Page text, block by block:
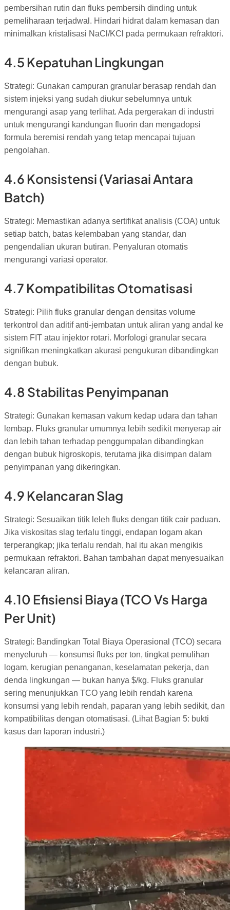
pembersihan rutin dan fluks pembersih dinding untuk
pemeliharaan terjadwal. Hindari hidrat dalam kemasan dan
minimalkan kristalisasi NaCl/KCl pada permukaan refraktori.
4.5 Kepatuhan Lingkungan
Strategi: Gunakan campuran granular berasap rendah dan
sistem injeksi yang sudah diukur sebelumnya untuk
mengurangi asap yang terlihat. Ada pergerakan di industri
untuk mengurangi kandungan fluorin dan mengadopsi
formula beremisi rendah yang tetap mencapai tujuan
pengolahan.
4.6 Konsistensi (Variasai Antara
Batch)
Strategi: Memastikan adanya sertifikat analisis (COA) untuk
setiap batch, batas kelembaban yang standar, dan
pengendalian ukuran butiran. Penyaluran otomatis
mengurangi variasi operator.
4.7 Kompatibilitas Otomatisasi
Strategi: Pilih fluks granular dengan densitas volume
terkontrol dan aditif anti-jembatan untuk aliran yang andal ke
sistem FIT atau injektor rotari. Morfologi granular secara
signifikan meningkatkan akurasi pengukuran dibandingkan
dengan bubuk.
4.8 Stabilitas Penyimpanan
Strategi: Gunakan kemasan vakum kedap udara dan tahan
lembap. Fluks granular umumnya lebih sedikit menyerap air
dan lebih tahan terhadap penggumpalan dibandingkan
dengan bubuk higroskopis, terutama jika disimpan dalam
penyimpanan yang dikeringkan.
4.9 Kelancaran Slag
Strategi: Sesuaikan titik leleh fluks dengan titik cair paduan.
Jika viskositas slag terlalu tinggi, endapan logam akan
terperangkap; jika terlalu rendah, hal itu akan mengikis
permukaan refraktori. Bahan tambahan dapat menyesuaikan
kelancaran aliran.
4.10 Efisiensi Biaya (TCO Vs Harga
Per Unit)
Strategi: Bandingkan Total Biaya Operasional (TCO) secara
menyeluruh — konsumsi fluks per ton, tingkat pemulihan
logam, kerugian penanganan, keselamatan pekerja, dan
denda lingkungan — bukan hanya $/kg. Fluks granular
sering menunjukkan TCO yang lebih rendah karena
konsumsi yang lebih rendah, paparan yang lebih sedikit, dan
kompatibilitas dengan otomatisasi. (Lihat Bagian 5: bukti
kasus dan laporan industri.)